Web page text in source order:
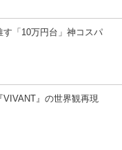
す「10万円台」神コスパ
VIVANT』の世界観再現